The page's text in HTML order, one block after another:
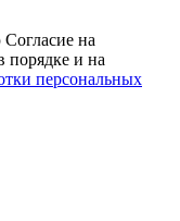
на
порядке и на
персональных